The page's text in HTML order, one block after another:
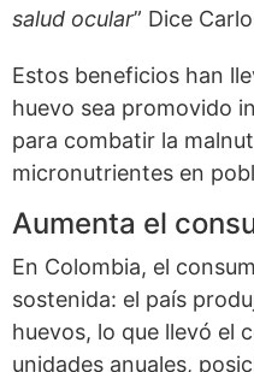
salud ocular” Dice
Estos beneficios han
huevo sea promovido
para combatir la
micronutrientes en
Aumenta el
En Colombia, el
sostenida: el país
huevos, lo que llevó el
unidades anuales,